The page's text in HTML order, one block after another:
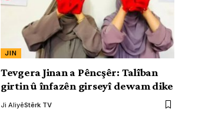
JIN
Tevgera Jinan a Pêncşêr: Talîban
girtin û înfazên girseyî dewam dike
Ji AliyêStêrk TV